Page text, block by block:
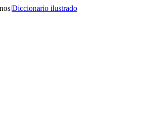
|Diccionario ilustrado